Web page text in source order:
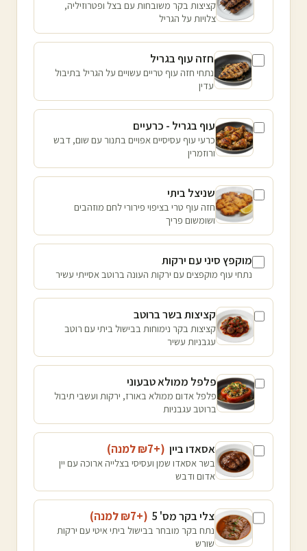
קציצות בקר משובחות עם בצל ופטרוזיליה,
צלויות על הגריל
חזה עוף בגריל
נתחי חזה עוף טריים עשויים על הגריל בתיבול
עדין
עוף בגריל - כרעיים
כרעי עוף עסיסיים אפויים בתנור עם שום, דבש
ורוזמרין
שניצל ביתי
חזה עוף טרי בציפוי פירורי לחם מוזהבים
ושומשום פריך
מוקפץ סיני עם ירקות
נתחי עוף מוקפצים עם ירקות העונה ברוטב אסייתי עשיר
קציצות בשר ברוטב
קציצות בקר נימוחות בבישול ביתי עם רוטב
עגבניות עשיר
פלפל ממולא טבעוני
פלפל אדום ממולא באורז, ירקות ועשבי תיבול
ברוטב עגבניות
אסאדו ביין (+₪
7 למנה)
בשר אסאדו שמן ועסיסי בצלייה ארוכה עם יין
אדום ודבש
צלי בקר מס' 5 (+₪
7 למנה)
נתח בקר מובחר בבישול ביתי איטי עם ירקות
שורש